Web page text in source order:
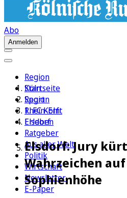
Abo
Anmelden
Region
Köln
Sport
1. FC Köln
Erleben
Ratgeber
Aus aller Welt
Politik
Wirtschaft
Newsletter
E-Paper
Startseite
Region
Rhein-Erft
Elsdorf
Elsdorf: Jury
Wahrzeichen
Sophienhöhe